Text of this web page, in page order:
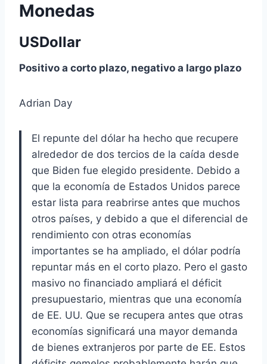
Monedas
USDollar
Positivo a corto plazo, negativo a largo plazo
Adrian Day
El repunte del dólar ha hecho que recupere
alrededor de dos tercios de la caída desde
que Biden fue elegido presidente. Debido a
que la economía de Estados Unidos parece
estar lista para reabrirse antes que muchos
otros países, y debido a que el diferencial de
rendimiento con otras economías
importantes se ha ampliado, el dólar podría
repuntar más en el corto plazo. Pero el gasto
masivo no financiado ampliará el déficit
presupuestario, mientras que una economía
de EE. UU. Que se recupera antes que otras
economías significará una mayor demanda
de bienes extranjeros por parte de EE. Estos